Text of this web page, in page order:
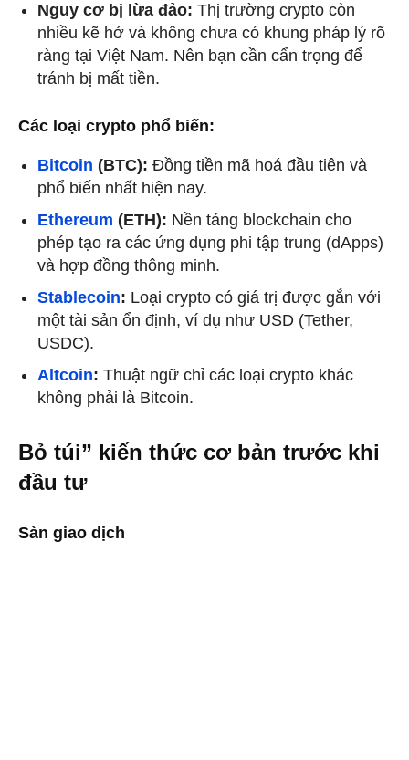
Nguy cơ bị lừa đảo: Thị trường crypto còn
nhiều kẽ hở và không chưa có khung pháp lý rõ
ràng tại Việt Nam. Nên bạn cần cẩn trọng để
tránh bị mất tiền.
Các loại crypto phổ biến:
Bitcoin (BTC): Đồng tiền mã hoá đầu tiên và
phổ biến nhất hiện nay.
Ethereum (ETH): Nền tảng blockchain cho
phép tạo ra các ứng dụng phi tập trung (dApps)
và hợp đồng thông minh.
Stablecoin: Loại crypto có giá trị được gắn với
một tài sản ổn định, ví dụ như USD (Tether,
USDC).
Altcoin: Thuật ngữ chỉ các loại crypto khác
không phải là Bitcoin.
Bỏ túi” kiến thức cơ bản trước khi
đầu tư
Sàn giao dịch